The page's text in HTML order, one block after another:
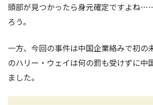
頭部が見つかったら身元確定ですよね
ろう。
一方、今回の事件は中国企業絡みで初の
のハリー・ウェイは何の罰も受けずに中
ました。